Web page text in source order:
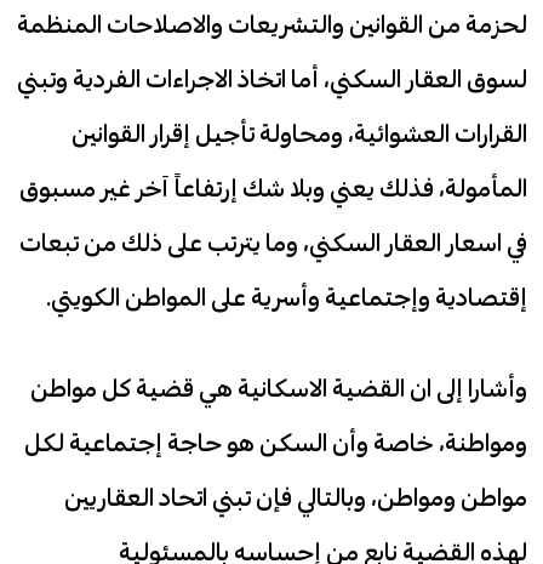
لحزمة من القوانين والتشريعات والاصلاحات المنظمة
لسوق العقار السكني، أما اتخاذ الاجراءات الفردية وتبني
القرارات العشوائية، ومحاولة تأجيل إقرار القوانين
المأمولة، فذلك يعني وبلا شك إرتفاعاً آخر غير مسبوق
في اسعار العقار السكني، وما يترتب على ذلك من تبعات
إقتصادية وإجتماعية وأسرية على المواطن الكويتي.
وأشارا إلى ان القضية الاسكانية هي قضية كل مواطن
ومواطنة، خاصة وأن السكن هو حاجة إجتماعية لكل
مواطن ومواطن، وبالتالي فإن تبني اتحاد العقاريين
لهذه القضية نابع من إحساسه بالمسئولية